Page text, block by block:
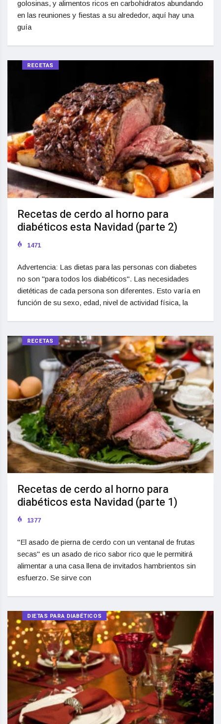
golosinas, y alimentos ricos en carbohidratos abundando
en las reuniones y fiestas a su alrededor, aquí hay una
guía
RECETAS
Recetas de cerdo al horno para
diabéticos esta Navidad (parte 2)
1471
Advertencia: Las dietas para las personas con diabetes
no son "para todos los diabéticos". Las necesidades
dietéticas de cada persona son diferentes. Esto varía en
función de su sexo, edad, nivel de actividad física, la
RECETAS
Recetas de cerdo al horno para
diabéticos esta Navidad (parte 1)
1377
"El asado de pierna de cerdo con un ventanal de frutas
secas" es un asado de rico sabor rico que le permitirá
alimentar a una casa llena de invitados hambrientos sin
esfuerzo. Se sirve con
DIETAS PARA DIABÉTICOS